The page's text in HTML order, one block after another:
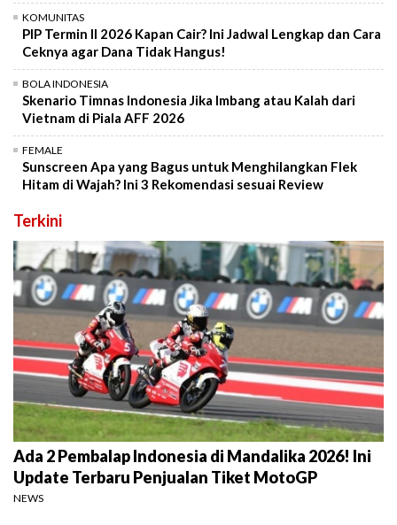
KOMUNITAS
PIP Termin II 2026 Kapan Cair? Ini Jadwal Lengkap dan Cara
Ceknya agar Dana Tidak Hangus!
BOLA INDONESIA
Skenario Timnas Indonesia Jika Imbang atau Kalah dari
Vietnam di Piala AFF 2026
FEMALE
Sunscreen Apa yang Bagus untuk Menghilangkan Flek
Hitam di Wajah? Ini 3 Rekomendasi sesuai Review
Terkini
Ada 2 Pembalap Indonesia di Mandalika 2026! Ini
Update Terbaru Penjualan Tiket MotoGP
NEWS